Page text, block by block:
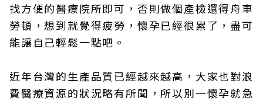
找方便的醫療院所即可，否則做個產檢還得舟車
勞頓，想到就覺得疲勞，懷孕已經很累了，盡可
能讓自己輕鬆一點吧。
近年台灣的生產品質已經越來越高，大家也對浪
費醫療資源的狀況略有所聞，所以別一懷孕就急